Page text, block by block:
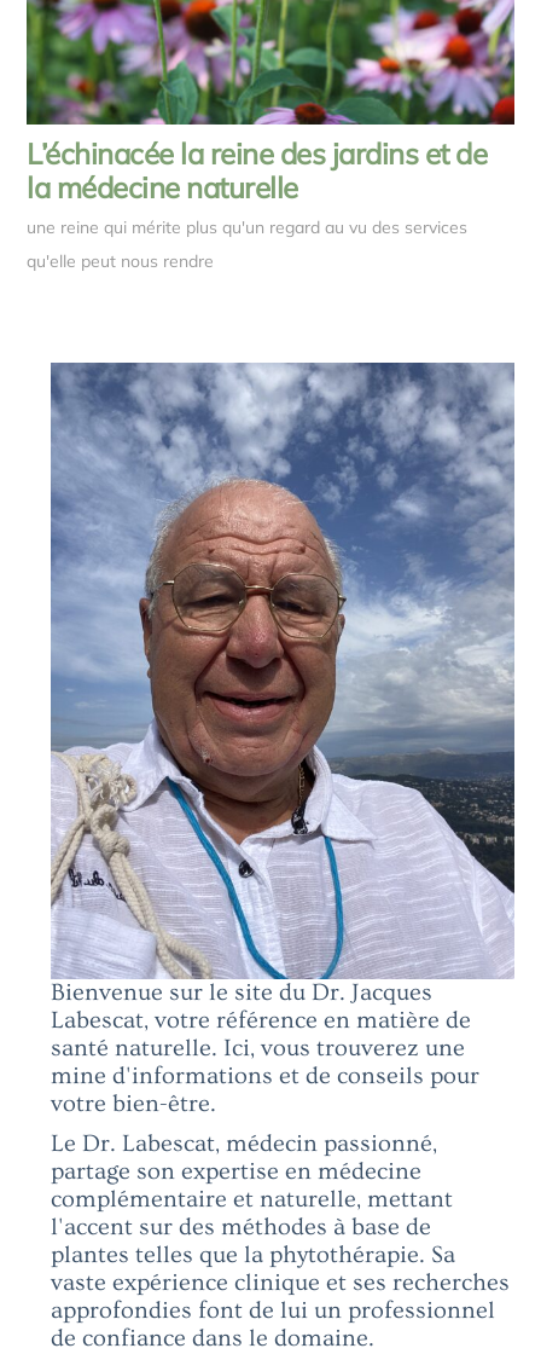
L’échinacée la reine des jardins et de
la médecine naturelle
une reine qui mérite plus qu'un regard au vu des services
qu'elle peut nous rendre
Bienvenue sur le site du Dr. Jacques
Labescat, votre référence en matière de
santé naturelle. Ici, vous trouverez une
mine d'informations et de conseils pour
votre bien-être.
Le Dr. Labescat, médecin passionné,
partage son expertise en médecine
complémentaire et naturelle, mettant
l'accent sur des méthodes à base de
plantes telles que la phytothérapie. Sa
vaste expérience clinique et ses recherches
approfondies font de lui un professionnel
de confiance dans le domaine.